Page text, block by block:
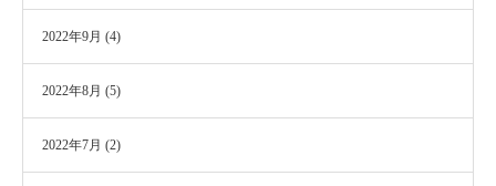
2022年9月 (4)
2022年8月 (5)
2022年7月 (2)